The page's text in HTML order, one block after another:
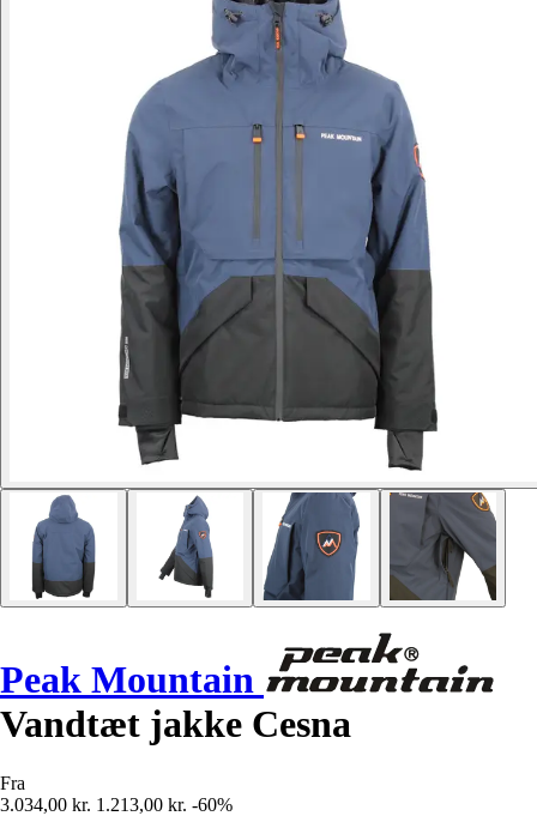
Peak Mountain
Vandtæt jakke Cesna
Fra
3.034,00 kr. 1.213,00 kr. -60%